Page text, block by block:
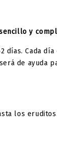
y
Cada
de ayuda
los